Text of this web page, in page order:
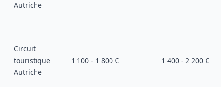
Autriche
Circuit
touristique
Autriche
1 100 - 1 800 € 1 400 - 2 200 €